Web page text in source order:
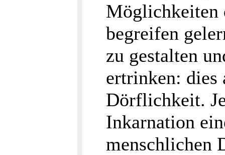
Möglichkeiten
begreifen
zu gestalten
ertrinken: dies
Dörflichkeit.
Inkarnation
menschlichen